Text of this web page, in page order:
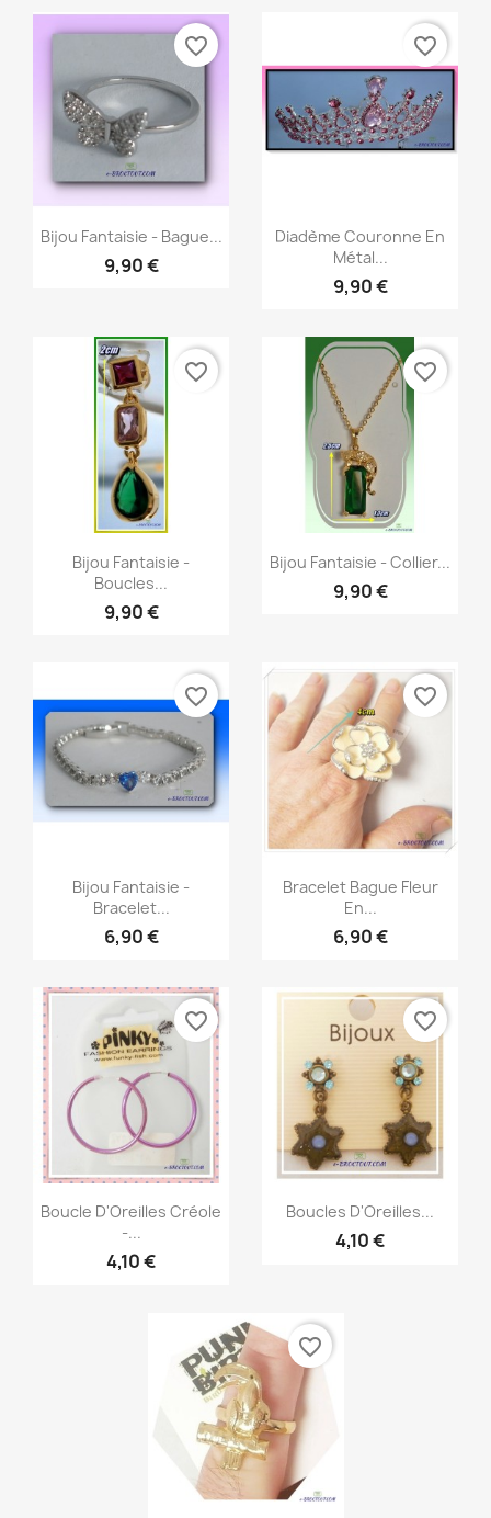
 Aperçu rapide
Bijou Fantaisie - Bague...
9,90 €
favorite_border
Aperçu rapide
Diadème Couronne En
Métal...
9,90 €
favorite_border
Aperçu rapide
Bijou Fantaisie -
Boucles...
9,90 €
favorite_border
 Aperçu rapide
Bijou Fantaisie - Collier...
9,90 €
favorite_border
Aperçu rapide
Bijou Fantaisie -
Bracelet...
6,90 €
favorite_border
Aperçu rapide
Bracelet Bague Fleur
En...
6,90 €
favorite_border
Aperçu rapide
Boucle D'Oreilles Créole
-...
4,10 €
favorite_border
Aperçu rapide
Boucles D'Oreilles...
4,10 €
favorite_border
favorite_border